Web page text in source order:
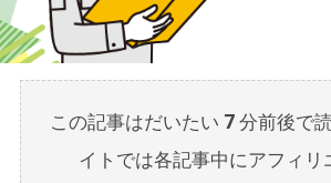
この記事はだいたい 7分前後で
イトでは各記事中にアフィリ